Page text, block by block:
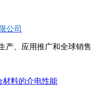
公司
产、应用推广和全球销
材料的介电性能